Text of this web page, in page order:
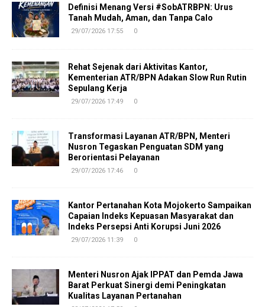
Definisi Menang Versi #SobATRBPN: Urus
Tanah Mudah, Aman, dan Tanpa Calo
29/07/2026 17:55 0
Rehat Sejenak dari Aktivitas Kantor,
Kementerian ATR/BPN Adakan Slow Run Rutin
Sepulang Kerja
29/07/2026 17:49 0
Transformasi Layanan ATR/BPN, Menteri
Nusron Tegaskan Penguatan SDM yang
Berorientasi Pelayanan
29/07/2026 17:46 0
Kantor Pertanahan Kota Mojokerto Sampaikan
Capaian Indeks Kepuasan Masyarakat dan
Indeks Persepsi Anti Korupsi Juni 2026
29/07/2026 11:39 0
Menteri Nusron Ajak IPPAT dan Pemda Jawa
Barat Perkuat Sinergi demi Peningkatan
Kualitas Layanan Pertanahan